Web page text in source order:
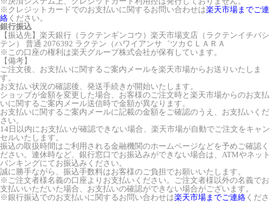
※クレジットカードでのお支払いに関するお問い合わせは楽天市場までご連
絡 ください。
銀行振込
【振込先】楽天銀行（ラクテンギンコウ）楽天市場支店（ラクテンイチバシ
テン） 普通 2076392 ラクテン（ハワイアンサ゛ツカＣＬＡＲＡ
※この口座の権利は楽天グループ株式会社が保有しています。
【備考】
ご注文後、お支払いに関するご案内メールを楽天市場からお送りいたしま
す。
お支払い状況の確認後、発送手続きが開始いたします。
ショップが金額を変更した場合、お客様のご注文時と楽天市場からのお支払
いに関するご案内メール送信時で金額が異なります。
お支払いに関するご案内メールに記載の金額をご確認のうえ、お支払いくだ
さい。
14日以内にお支払いが確認できない場合、楽天市場が自動でご注文をキャン
セルいたします。
振込の取扱時間はご利用される金融機関のホームページなどを予めご確認く
ださい。連休時など、銀行窓口でお振込みができない場合は、ATMやネット
バンキングにてお振込みください。
誠に勝手ながら、振込手数料はお客様のご負担でお願いいたします。
※ご注文者様名義の口座よりお支払いください。ご注文者様以外の名義でお
支払いいただいた場合、お支払いの確認ができない場合がございます。
※銀行振込でのお支払いに関するお問い合わせは楽天市場までご連絡 くださ